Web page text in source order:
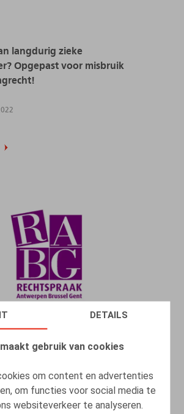
DETAILS
gebruik van cookies
om content en advertenties
om functies voor social media te
websiteverkeer te analyseren.
langdurig zieke
Opgepast voor misbruik
van het beroepsgeheim is